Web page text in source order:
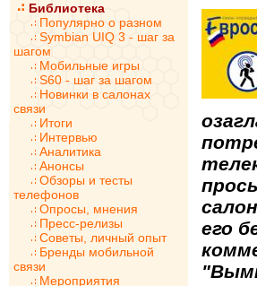
Библиотека
Популярно о разном
Symbian UIQ 3 - шаг за
шагом
Мобильные игры
S60 - шаг за шагом
Новинки в салонах
связи
Итоги
Интервью
Аналитика
Анонсы
Обзоры и тесты
телефонов
Опросы, мнения
Пресс-релизы
Советы, личный опыт
Бренды мобильной
связи
Мероприятия
его